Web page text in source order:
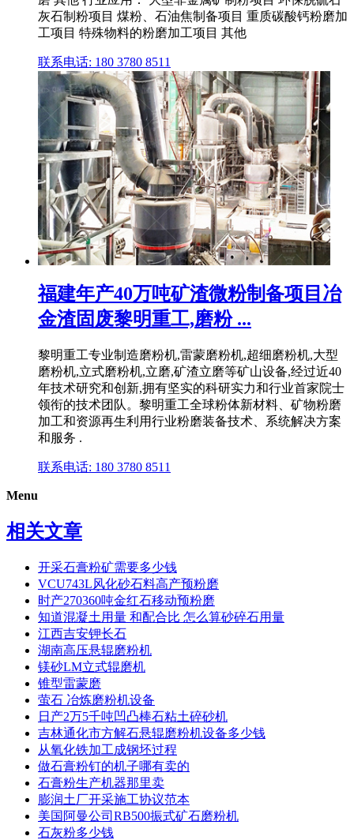
灰石制粉项目 煤粉、石油焦制备项目 重质碳酸钙粉磨加
工项目 特殊物料的粉磨加工项目 其他
联系电话: 180 3780 8511
福建年产40万吨矿渣微粉制备项目冶
金渣固废黎明重工,磨粉 ...
黎明重工专业制造磨粉机,雷蒙磨粉机,超细磨粉机,大型
磨粉机,立式磨粉机,立磨,矿渣立磨等矿山设备,经过近40
年技术研究和创新,拥有坚实的科研实力和行业首家院士
领衔的技术团队。黎明重工全球粉体新材料、矿物粉磨
加工和资源再生利用行业粉磨装备技术、系统解决方案
和服务 .
联系电话: 180 3780 8511
Menu
相关文章
开采石膏粉矿需要多少钱
VCU743L风化砂石料高产预粉磨
时产270360吨金红石移动预粉磨
知道混凝土用量 和配合比 怎么算砂碎石用量
江西吉安钾长石
湖南高压悬辊磨粉机
镁砂LM立式辊磨机
锥型雷蒙磨
萤石 冶炼磨粉机设备
日产2万5千吨凹凸棒石粘土碎砂机
吉林通化市方解石悬辊磨粉机设备多少钱
从氧化铁加工成钢坯过程
做石膏粉钉的机子哪有卖的
石膏粉生产机器那里卖
膨润土厂开采施工协议范本
美国阿曼公司RB500振式矿石磨粉机
石灰粉多少钱